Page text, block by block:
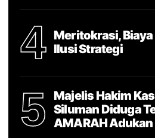
4
Meritokrasi, Biaya
Ilusi Strategi
5
Majelis Hakim
Siluman Diduga
AMARAH Adukan